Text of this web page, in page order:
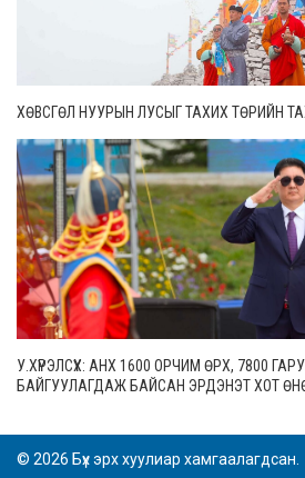
ХӨВСГӨЛ НУУРЫН ЛУСЫГ ТАХИХ ТӨРИЙН
У.ХҮРЭЛСҮХ: АНХ 1600 ОРЧИМ ӨРХ, 7800
БАЙГУУЛАГДАЖ БАЙСАН ЭРДЭНЭТ ХОТ
© 2026 Бүх эрх хуулиар хамгаалагдсан.